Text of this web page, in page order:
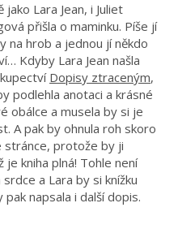
jako Lara Jean, i Juliet
přišla o maminku. Píše jí
na hrob a jednou jí někdo
Kdyby Lara Jean našla
Dopisy ztraceným,
podlehla anotaci a krásné
obálce a musela by si je
A pak by ohnula roh skoro
stránce, protože by ji
je kniha plná! Tohle není
a Lara by si knížku
napsala i další dopis.